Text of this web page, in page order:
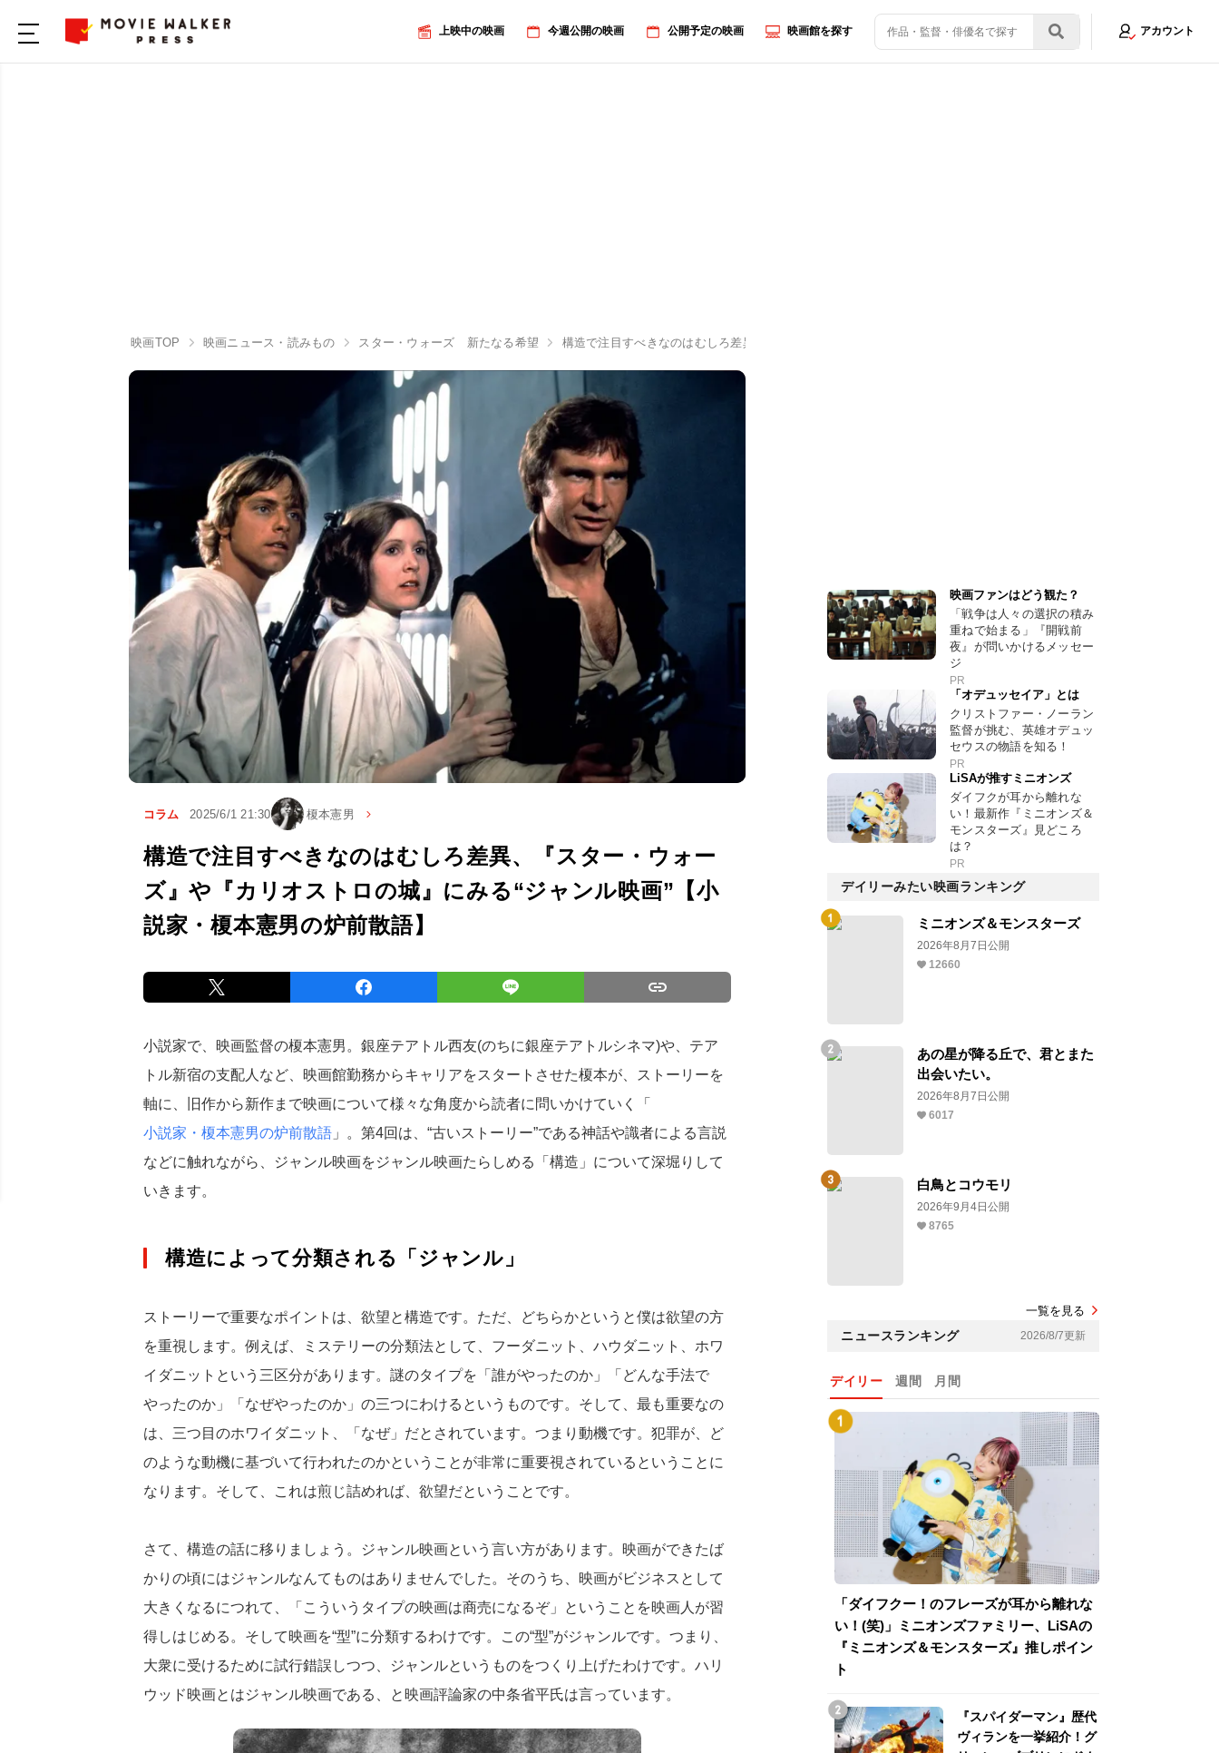
上映中の映画 今週公開の映画 公開予定の映画 映画館を探す アカウント
映画TOP 映画ニュース・読みもの スター・ウォーズ 新たなる希望 構造で注目すべきなのはむしろ差異、『スター・ウォーズ』や『カリオストロの城』にみる“ジャンル映画”【小説家・榎
コラム 2025/6/1 21:30 榎本憲男
構造で注目すべきなのはむしろ差異、『スター・ウォー
ズ』や『カリオストロの城』にみる“ジャンル映画”【小
説家・榎本憲男の炉前散語】
小説家で、映画監督の榎本憲男。銀座テアトル西友(のちに銀座テアトルシネマ)や、テア
トル新宿の支配人など、映画館勤務からキャリアをスタートさせた榎本が、ストーリーを
軸に、旧作から新作まで映画について様々な角度から読者に問いかけていく「
小説家・榎本憲男の炉前散語 」。第4回は、“古いストーリー”である神話や識者による言説
などに触れながら、ジャンル映画をジャンル映画たらしめる「構造」について深堀りして
いきます。
構造によって分類される「ジャンル」
ストーリーで重要なポイントは、欲望と構造です。ただ、どちらかというと僕は欲望の方
を重視します。例えば、ミステリーの分類法として、フーダニット、ハウダニット、ホワ
イダニットという三区分があります。謎のタイプを「誰がやったのか」「どんな手法で
やったのか」「なぜやったのか」の三つにわけるというものです。そして、最も重要なの
は、三つ目のホワイダニット、「なぜ」だとされています。つまり動機です。犯罪が、ど
のような動機に基づいて行われたのかということが非常に重要視されているということに
なります。そして、これは煎じ詰めれば、欲望だということです。
さて、構造の話に移りましょう。ジャンル映画という言い方があります。映画ができたば
かりの頃にはジャンルなんてものはありませんでした。そのうち、映画がビジネスとして
大きくなるにつれて、「こういうタイプの映画は商売になるぞ」ということを映画人が習
得しはじめる。そして映画を“型”に分類するわけです。この“型”がジャンルです。つまり、
大衆に受けるために試行錯誤しつつ、ジャンルというものをつくり上げたわけです。ハリ
ウッド映画とはジャンル映画である、と映画評論家の中条省平氏は言っています。
映画ファンはどう観た？
「戦争は人々の選択の積み
重ねで始まる」『開戦前
夜』が問いかけるメッセー
ジ
PR
「オデュッセイア」とは
クリストファー・ノーラン
監督が挑む、英雄オデュッ
セウスの物語を知る！
PR
LiSAが推すミニオンズ
ダイフクが耳から離れな
い！最新作『ミニオンズ＆
モンスターズ』見どころ
は？
PR
デイリーみたい映画ランキング
ミニオンズ＆モンスターズ
2026年8月7日公開
12660
あの星が降る丘で、君とまた
出会いたい。
2026年8月7日公開
6017
白鳥とコウモリ
2026年9月4日公開
8765
一覧を見る
ニュースランキング 2026/8/7更新
デイリー 週間 月間
「ダイフクー！のフレーズが耳から離れな
い！(笑)」ミニオンズファミリー、LiSAの
『ミニオンズ＆モンスターズ』推しポイン
ト
『スパイダーマン』歴代
ヴィランを一挙紹介！グ